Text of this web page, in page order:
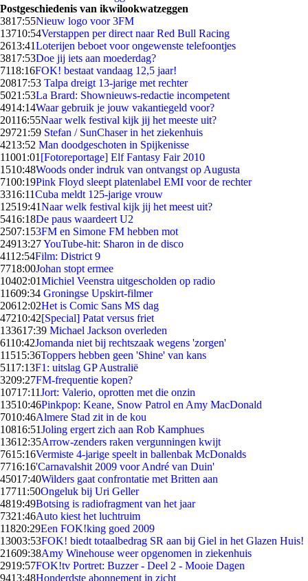
Postgeschiedenis van ikwilookwatzeggen
3817:55Nieuw logo voor 3FM
13710:54Verstappen per direct naar Red Bull Racing
2613:41Loterijen beboet voor ongewenste telefoontjes
3817:53Doe jij iets aan moederdag?
7118:16FOK! bestaat vandaag 12,5 jaar!
20817:53 Talpa dreigt 13-jarige met rechter
5021:53La Brard: Shownieuws-redactie incompetent
4914:14Waar gebruik je jouw vakantiegeld voor?
20116:55Naar welk festival kijk jij het meeste uit?
29721:59 Stefan / SunChaser in het ziekenhuis
4213:52 Man doodgeschoten in Spijkenisse
11001:01 [Fotoreportage] Elf Fantasy Fair 2010
1510:48Woods onder indruk van ontvangst op Augusta
7100:19Pink Floyd sleept platenlabel EMI voor de rechter
3316:11Cuba meldt 125-jarige vrouw
12519:41Naar welk festival kijk jij het meest uit?
5416:18De paus waardeert U2
2507:153FM en Simone FM hebben mot
24913:27YouTube-hit: Sharon in de disco
4112:54Film: District 9
7718:00Johan stopt ermee
10402:01Michiel Veenstra uitgescholden op radio
11609:34 Groningse Upskirt-filmer
20612:02Het is Comic Sans MS dag
47210:42[Special] Patat versus friet
133617:39 Michael Jackson overleden
6110:42Jomanda niet bij rechtszaak wegens 'zorgen'
11515:36Toppers hebben geen 'Shine' van kans
5117:13F1: uitslag GP Australië
3209:27FM-frequentie kopen?
10717:11Jort: Valerio, oprotten met die onzin
13510:46Pinkpop: Keane, Snow Patrol en Amy MacDonald
7010:46Almere Stad zit in de kou
10816:51Joling ergert zich aan Rob Kamphues
13612:35Arrow-zenders raken vergunningen kwijt
7615:16Vermiste 4-jarige speelt in ballenbak McDonalds
7716:16'Carnavalshit 2009 voor André van Duin'
45017:40Wilders gaat confrontatie met Britten aan
17711:50Ongeluk bij Uri Geller
4819:49Botsing is radiofragment van het jaar
7321:46Auto kiest het luchtruim
11820:29Een FOK!king goed 2009
13003:53FOK! biedt totaalbedrag SR aan bij Giel in het Glazen Huis!
21609:38Amy Winehouse weer opgenomen in ziekenhuis
2919:57FOK!tv Portret: Buzzer - Deel 2 - Mooie Dagen
9413:48Honderdste abonnement in zicht